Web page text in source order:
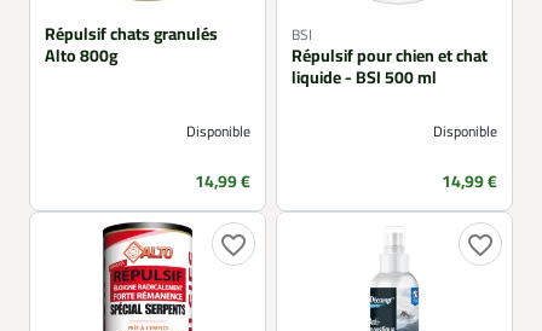
Répulsif chats granulés
Alto 800g
Disponible
Prix
14,99 €
BSI
Répulsif pour chien et chat
liquide - BSI 500 ml
Disponible
Prix
14,99 €
favorite_border favorite_border